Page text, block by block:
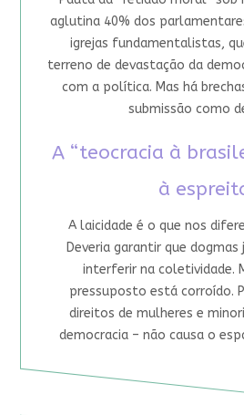
aglutina 40% dos
igrejas fundamentalistas,
terreno de devastação da
com a política. Mas há
submissão como
A “teocracia à
à
A laicidade é o que nos
Deveria garantir que dogmas
interferir na coletividade.
pressuposto está corroído.
direitos de mulheres e
democracia – não causa o